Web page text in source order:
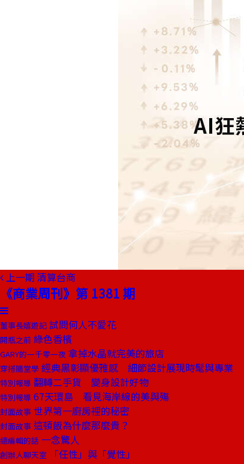
上一期 清算台商
《商業周刊》第 1381 期
董事長嬉遊記 試問何人不愛花
開瓶之前 綠色香檳
GARY的一千零一夜 拿掉水晶就完美的旅店
穿搭隨堂學 經典黑彰顯優雅感 細節設計展現時髦與專業
特別報導 翻轉二手貨 變身設計好物
特別報導 67天環島 看見海岸線的美與殤
封面故事 世界第一廚房裡的秘密
封面故事 這頓飯為什麼那麼貴？
總編輯的話 一念驚人
創辦人聊天室 「任性」與「覺性」